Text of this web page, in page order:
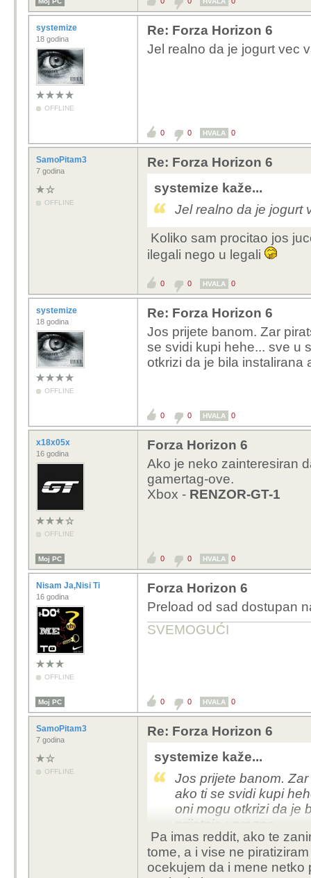
systemize
18 godina
OFFLINE
Re: Forza Horizon 6
Jel realno da je jogurt vec
0 0 HVALA 0
SamoPitam3
7 godina
OFFLINE
Re: Forza Horizon 6
systemize kaže...
Jel realno da je jogurt
Koliko sam procitao jos
ilegali nego u legali
0 0 HVALA 0
systemize
18 godina
OFFLINE
Re: Forza Horizon 6
Jos prijete banom. Zar
se svidi kupi hehe... sve u
otkrizi da je bila instalirana
0 0 HVALA 0
x18x05x
16 godina
OFFLINE
Forza Horizon 6
Ako je neko zainteresiran
gamertag-ove.
Xbox - RENZOR-GT-1
Moj PC 0 0 HVALA 0
Nisam Ja,Nisi Ti
16 godina
OFFLINE
Forza Horizon 6
Preload od sad dostupan
SVEMOGUĆI
Moj PC 0 0 HVALA 0
SamoPitam3
7 godina
OFFLINE
Re: Forza Horizon 6
systemize kaže...
Jos prijete banom.
ako ti se svidi kupi
oni mogu otkrizi da je
prijetnje uprazno
Pa imas reddit, ako te
tome, a i vise ne
ocekujem da i mene netko